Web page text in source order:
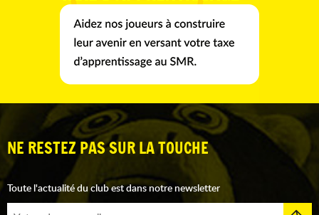
NE RESTEZ PAS SUR LA TOUCHE
Toute l'actualité du club est dans notre newsletter